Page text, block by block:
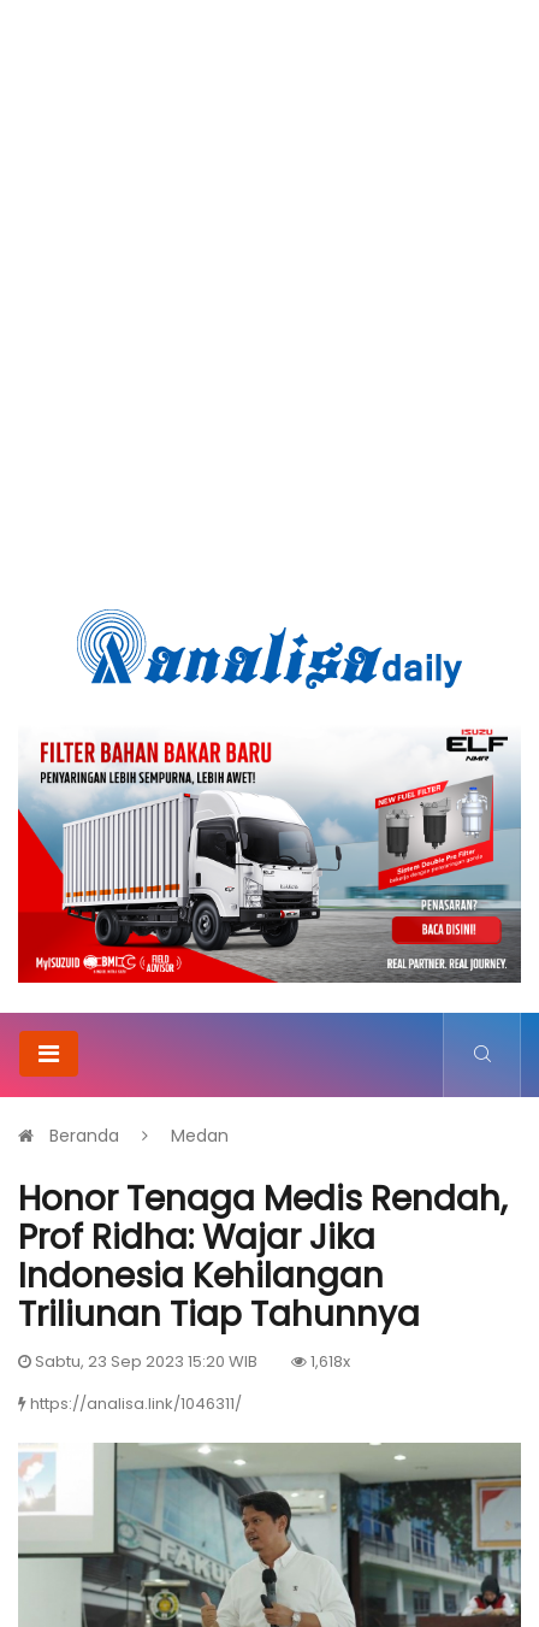
Beranda Medan
Honor Tenaga Medis Rendah,
Prof Ridha: Wajar Jika
Indonesia Kehilangan
Triliunan Tiap Tahunnya
Sabtu, 23 Sep 2023 15:20 WIB
1,618x
https://analisa.link/1046311/